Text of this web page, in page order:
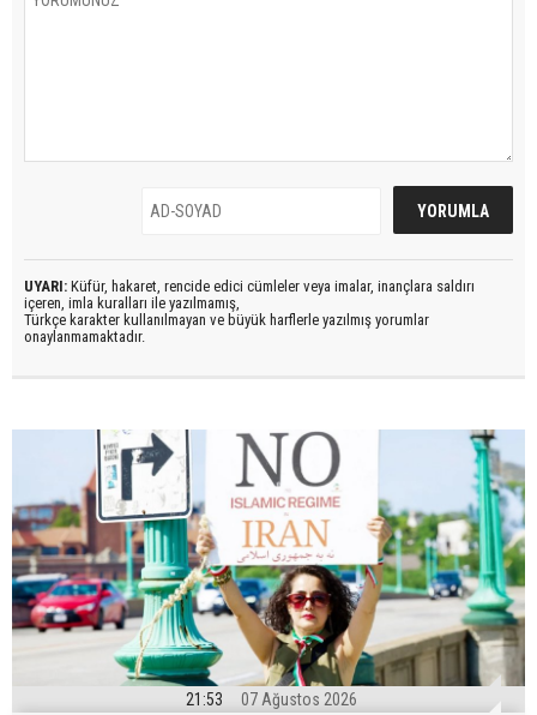
UYARI: Küfür, hakaret, rencide edici cümleler veya imalar, inançlara saldırı
içeren, imla kuralları ile yazılmamış,
Türkçe karakter kullanılmayan ve büyük harflerle yazılmış yorumlar
onaylanmamaktadır.
21:53 07 Ağustos 2026